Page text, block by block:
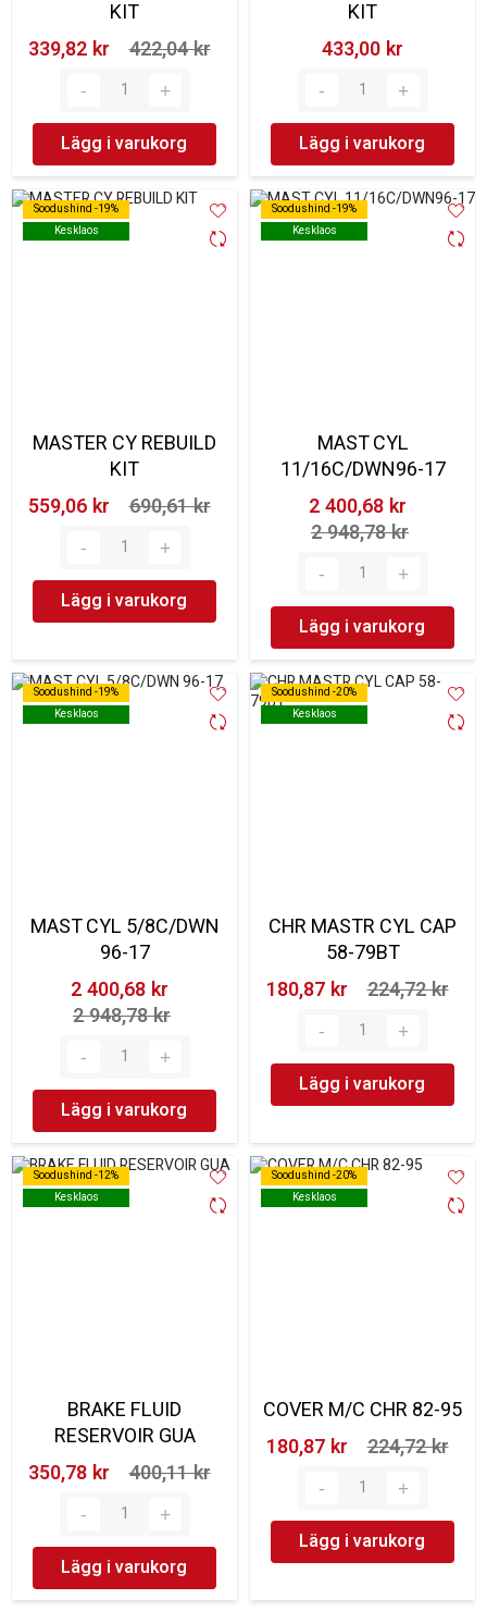
KIT
339,82 kr‎
422,04 kr‎
Lägg i varukorg
KIT
433,00 kr‎
Lägg i varukorg
Soodushind -19%
Kesklaos
Soodushind -19%
Kesklaos
MASTER CY REBUILD
KIT
559,06 kr‎
690,61 kr‎
Lägg i varukorg
Soodushind -19%
Kesklaos
Soodushind -19%
Kesklaos
MAST CYL
11/16C/DWN96-17
2 400,68 kr‎
2 948,78 kr‎
Lägg i varukorg
Soodushind -19%
Kesklaos
Soodushind -19%
Kesklaos
MAST CYL 5/8C/DWN
96-17
2 400,68 kr‎
2 948,78 kr‎
Lägg i varukorg
Soodushind -20%
Kesklaos
Soodushind -20%
Kesklaos
CHR MASTR CYL CAP
58-79BT
180,87 kr‎
224,72 kr‎
Lägg i varukorg
Soodushind -12%
Kesklaos
Soodushind -12%
Kesklaos
BRAKE FLUID
RESERVOIR GUA
350,78 kr‎
400,11 kr‎
Lägg i varukorg
Soodushind -20%
Kesklaos
Soodushind -20%
Kesklaos
COVER M/C CHR 82-95
180,87 kr‎
224,72 kr‎
Lägg i varukorg